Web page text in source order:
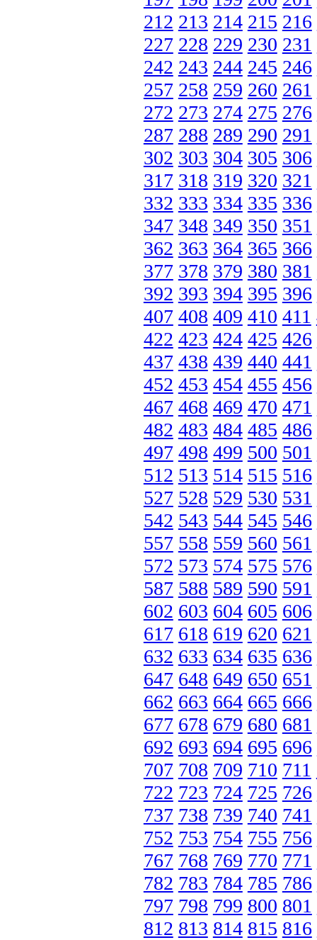
212 213 214 215 216
227 228 229 230 231
242 243 244 245 246
257 258 259 260 261
272 273 274 275 276
287 288 289 290 291
302 303 304 305 306
317 318 319 320 321
332 333 334 335 336
347 348 349 350 351
362 363 364 365 366
377 378 379 380 381
392 393 394 395 396
407 408 409 410 411
422 423 424 425 426
437 438 439 440 441
452 453 454 455 456
467 468 469 470 471
482 483 484 485 486
497 498 499 500 501
512 513 514 515 516
527 528 529 530 531
542 543 544 545 546
557 558 559 560 561
572 573 574 575 576
587 588 589 590 591
602 603 604 605 606
617 618 619 620 621
632 633 634 635 636
647 648 649 650 651
662 663 664 665 666
677 678 679 680 681
692 693 694 695 696
707 708 709 710 711
722 723 724 725 726
737 738 739 740 741
752 753 754 755 756
767 768 769 770 771
782 783 784 785 786
797 798 799 800 801
812 813 814 815 816